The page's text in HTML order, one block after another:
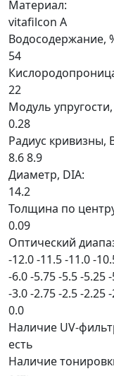
Материал:
vitafilcon A
Водосодержание,
54
22
Модуль
0.28
Радиус кривизны,
8.68.9
Диаметр, DIA:
14.2
Толщина по
0.09
Оптический
-12.0-11.5-11.0-
-6.0-5.75-5.5-5.25
-3.0-2.75-2.5-2.25
0.0
Наличие UV-
есть
Наличие